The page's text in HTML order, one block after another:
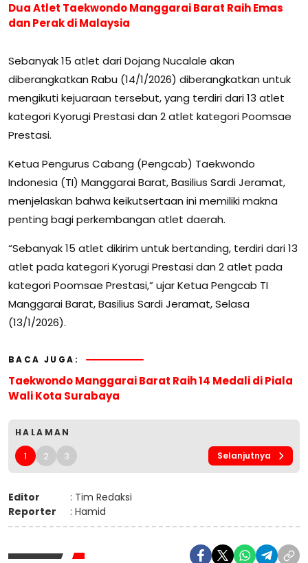
Dua Atlet Taekwondo Manggarai Barat Raih Emas
dan Perak di Malaysia
Sebanyak 15 atlet dari Dojang Nucalale akan
diberangkatkan Rabu (14/1/2026) diberangkatkan untuk
mengikuti kejuaraan tersebut, yang terdiri dari 13 atlet
kategori Kyorugi Prestasi dan 2 atlet kategori Poomsae
Prestasi.
Ketua Pengurus Cabang (Pengcab) Taekwondo
Indonesia (TI) Manggarai Barat, Basilius Sardi Jeramat,
menjelaskan bahwa keikutsertaan ini memiliki makna
penting bagi perkembangan atlet daerah.
“Sebanyak 15 atlet dikirim untuk bertanding, terdiri dari 13
atlet pada kategori Kyorugi Prestasi dan 2 atlet pada
kategori Poomsae Prestasi,” ujar Ketua Pengcab TI
Manggarai Barat, Basilius Sardi Jeramat, Selasa
(13/1/2026).
BACA JUGA:
Taekwondo Manggarai Barat Raih 14 Medali di Piala
Wali Kota Surabaya
HALAMAN
1 2 3 Selanjutnya
Editor
: Tim Redaksi
Reporter
: Hamid